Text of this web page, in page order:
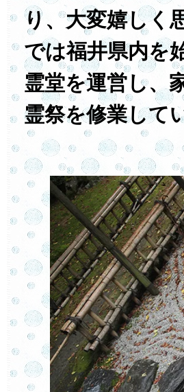
り、大変嬉しく
では福井県内を
霊堂を運営し、
霊祭を修業して